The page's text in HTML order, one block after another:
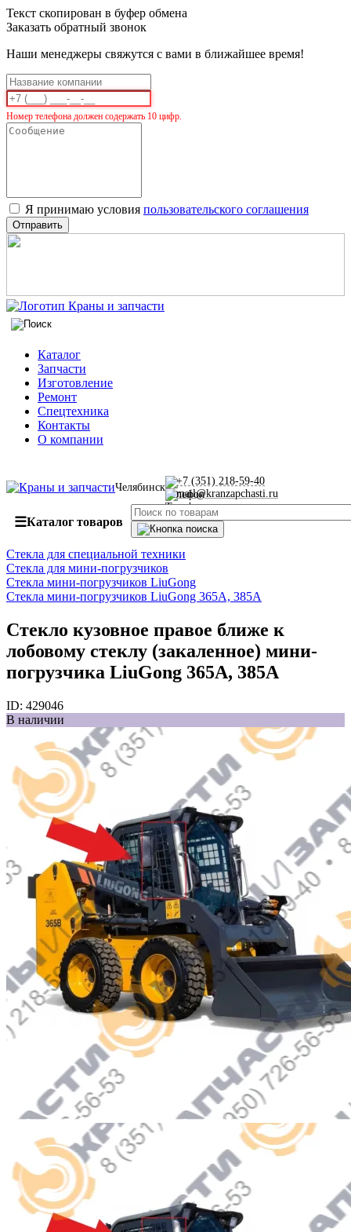
Текст скопирован в буфер обмена
Заказать обратный звонок
Наши менеджеры свяжутся с вами в ближайшее время!
Номер телефона должен содержать 10 цифр.
Я принимаю условия пользовательского соглашения
Отправить
Каталог
Запчасти
Изготовление
Ремонт
Спецтехника
Контакты
О компании
Челябинск
+7 (351) 218-59-40
mail@kranzapchasti.ru
☰Каталог товаров
Стекла для специальной техники
Стекла для мини-погрузчиков
Стекла мини-погрузчиков LiuGong
Стекла мини-погрузчиков LiuGong 365А, 385А
Стекло кузовное правое ближе к
лобовому стеклу (закаленное) мини-
погрузчика LiuGong 365А, 385А
ID: 429046
В наличии